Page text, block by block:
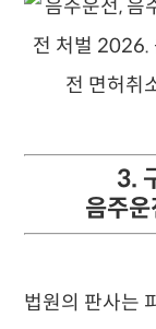
3.
음주
법원의 판사는